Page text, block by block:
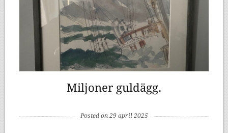
Miljoner guldägg.
Posted on 29 april 2025